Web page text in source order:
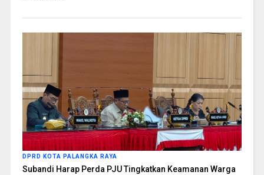
DPRD KOTA PALANGKA RAYA
Subandi Harap Perda PJU Tingkatkan Keamanan Warga